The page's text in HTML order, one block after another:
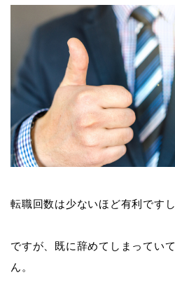
転職回数は少ないほど有利です
ですが、既に辞めてしまってい
ん。